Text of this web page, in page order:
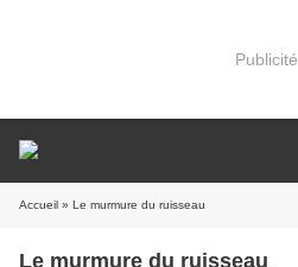
Publicité
Accueil » Le murmure du ruisseau
Le murmure du ruisseau